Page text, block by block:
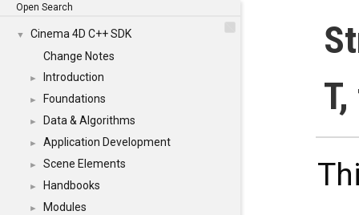
Open Search
▼
Cinema 4D C++ SDK
Change Notes
► Introduction
► Foundations
► Data & Algorithms
► Application Development
► Scene Elements
► Handbooks
► Modules